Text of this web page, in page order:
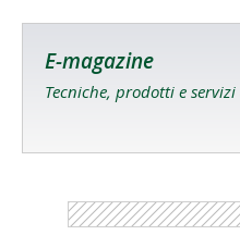
E-magazine
Tecniche, prodotti e